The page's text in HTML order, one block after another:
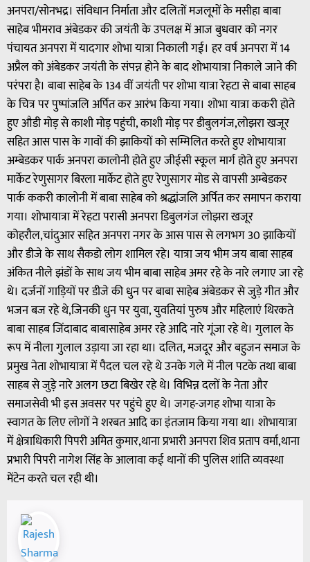
अनपरा/सोनभद्र। संविधान निर्माता और दलितों मजलूमों के मसीहा बाबा
साहेब भीमराव अंबेडकर की जयंती के उपलक्ष में आज बुधवार को नगर
पंचायत अनपरा में यादगार शोभा यात्रा निकाली गई। हर वर्ष अनपरा में 14
अप्रैल को अंबेडकर जयंती के संपन्न होने के बाद शोभायात्रा निकाले जाने की
परंपरा है। बाबा साहेब के 134 वीं जयंती पर शोभा यात्रा रेहटा से बाबा साहब
के चित्र पर पुष्पांजलि अर्पित कर आरंभ किया गया। शोभा यात्रा ककरी होते
हुए औडी मोड़ से काशी मोड़ पहुंची, काशी मोड़ पर डीबुलगंज,लोझरा खजूर
सहित आस पास के गावों की झाकियों को सम्मिलित करते हुए शोभायात्रा
अम्बेडकर पार्क अनपरा कालोनी होते हुए जीईसी स्कूल मार्ग होते हुए अनपरा
मार्केट रेणुसागर बिरला मार्केट होते हुए रेणुसागर मोड से वापसी अम्बेडकर
पार्क ककरी कालोनी में बाबा साहेब को श्रद्धांजलि अर्पित कर समापन कराया
गया। शोभायात्रा में रेहटा परासी अनपरा डिबुलगंज लोझरा खजूर
कोहरौल,चांदुआर सहित अनपरा नगर के आस पास से लगभग 30 झाकियों
और डीजे के साथ सैकडो लोग शामिल रहे। यात्रा जय भीम जय बाबा साहब
अंकित नीले झंडों के साथ जय भीम बाबा साहेब अमर रहे के नारे लगाए जा रहे
थे। दर्जनों गाड़ियों पर डीजे की धुन पर बाबा साहेब अंबेडकर से जुड़े गीत और
भजन बज रहे थे,जिनकी धुन पर युवा, युवतियां पुरुष और महिलाएं थिरकते
बाबा साहब जिंदाबाद बाबासाहेब अमर रहे आदि नारे गूंजा रहे थे। गुलाल के
रूप में नीला गुलाल उड़ाया जा रहा था। दलित, मजदूर और बहुजन समाज के
प्रमुख नेता शोभायात्रा में पैदल चल रहे थे उनके गले में नील पटके तथा बाबा
साहब से जुड़े नारे अलग छटा बिखेर रहे थे। विभिन्न दलों के नेता और
समाजसेवी भी इस अवसर पर पहुंचे हुए थे। जगह-जगह शोभा यात्रा के
स्वागत के लिए लोगों ने शरबत आदि का इंतजाम किया गया था। शोभायात्रा
में क्षेत्राधिकारी पिपरी अमित कुमार,थाना प्रभारी अनपरा शिव प्रताप वर्मा,थाना
प्रभारी पिपरी नागेश सिंह के आलावा कई थानों की पुलिस शांति व्यवस्था
मेंटेन करते चल रही थी।